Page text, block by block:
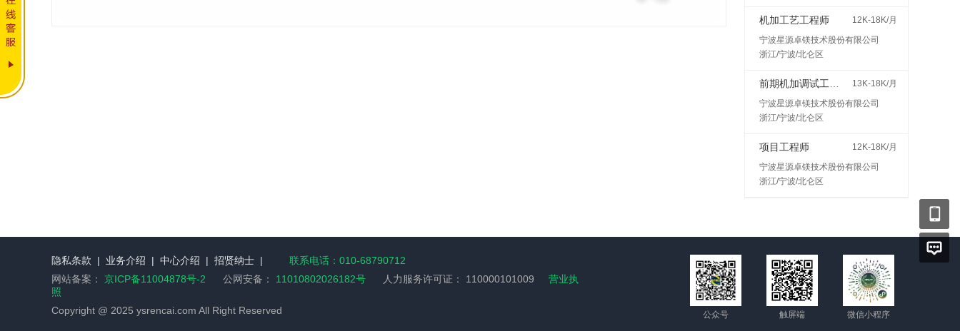
机加工艺工程师
12K-18K/月
宁波星源卓镁技术股份有限公司
浙江/宁波/北仑区
13K-18K/月
宁波星源卓镁技术股份有限公司
浙江/宁波/北仑区
项目工程师
12K-18K/月
宁波星源卓镁技术股份有限公司
浙江/宁波/北仑区
隐私条款 | 业务介绍 | 中心介绍 | 招贤纳士 |
联系电话：010-68790712
网站备案： 京ICP备11004878号-2 公网安备： 11010802026182号 人力服务许可证： 110000101009
营业执
照
Copyright @ 2025 ysrencai.com All Right Reserved
公众号 触屏端 微信小程序